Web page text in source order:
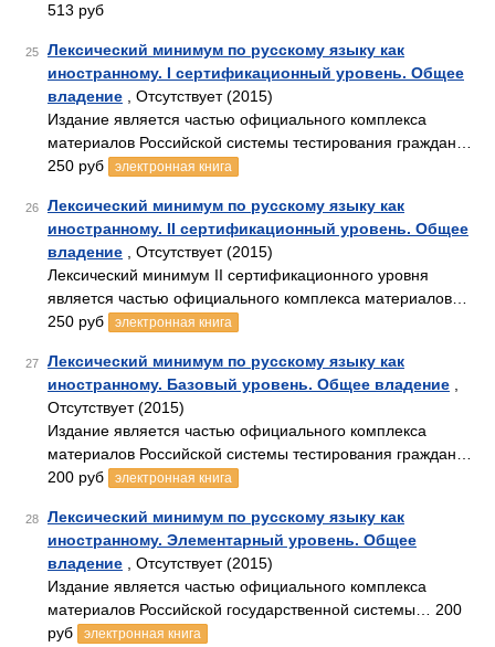
513 руб
25
Лексический минимум по русскому языку как
иностранному. I сертификационный уровень. Общее
владение , Отсутствует (2015)
Издание является частью официального комплекса
материалов Российской системы тестирования граждан…
250 руб
электронная книга
26
Лексический минимум по русскому языку как
иностранному. II сертификационный уровень. Общее
владение , Отсутствует (2015)
Лексический минимум II сертификационного уровня
является частью официального комплекса материалов…
250 руб
электронная книга
27
Лексический минимум по русскому языку как
иностранному. Базовый уровень. Общее владение
Отсутствует (2015)
Издание является частью официального комплекса
материалов Российской системы тестирования граждан…
200 руб
электронная книга
28
Лексический минимум по русскому языку как
иностранному. Элементарный уровень. Общее
владение , Отсутствует (2015)
Издание является частью официального комплекса
материалов Российской государственной системы… 200
руб
электронная книга